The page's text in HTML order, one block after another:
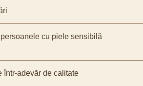
cu piele sensibilă
într-adevăr de calitate